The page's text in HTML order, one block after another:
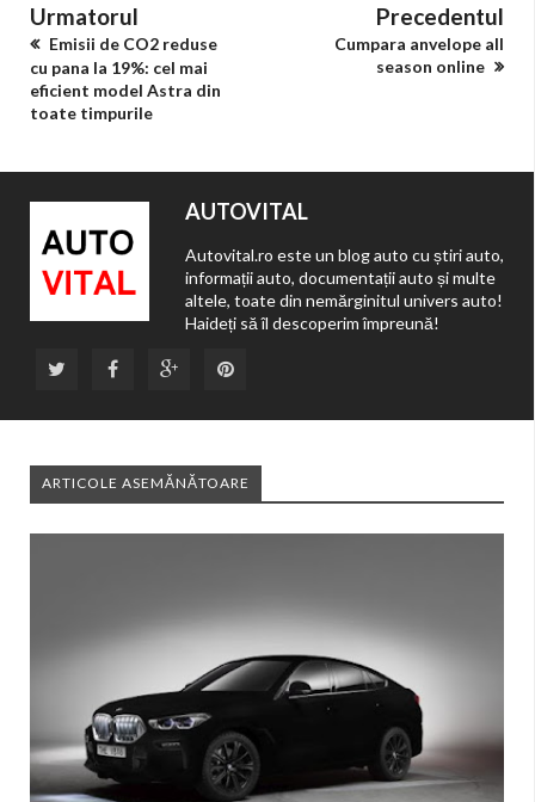
Urmatorul
Emisii de CO2 reduse
cu pana la 19%: cel mai
eficient model Astra din
toate timpurile
Precedentul
Cumpara anvelope all
season online
AUTOVITAL
Autovital.ro este un blog auto cu știri auto,
informații auto, documentații auto și multe
altele, toate din nemărginitul univers auto!
Haideți să îl descoperim împreună!
ARTICOLE ASEMĂNĂTOARE